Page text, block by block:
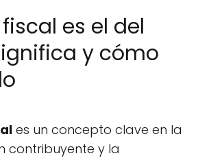
es el del
y cómo
es un concepto clave en la
contribuyente y la